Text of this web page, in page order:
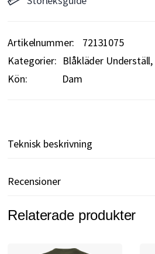
Artikelnummer
72131075
Kategorier: Blåkläder Underställ
Kön:
Dam
Teknisk beskrivning
Recensioner
Relaterade produkter